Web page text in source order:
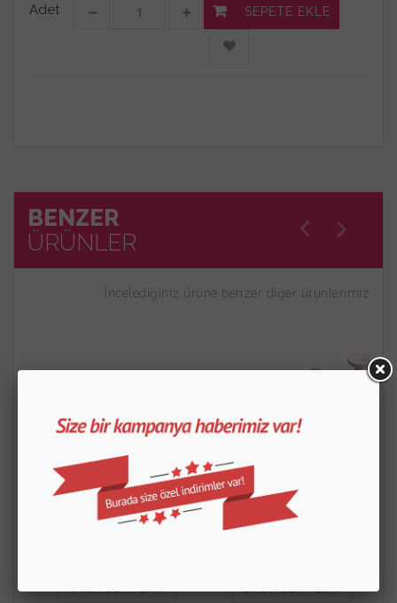
Adet SEPETE EKLE
BENZER
ÜRÜNLER
İncelediğiniz ürüne benzer diğer ürünlerimiz
Basmalı Papatya 2 Kopat
ÜRÜN DETAYLARI
Basmalı Mini Yuvarlak
Kopat
ÜRÜN DETAYLARI